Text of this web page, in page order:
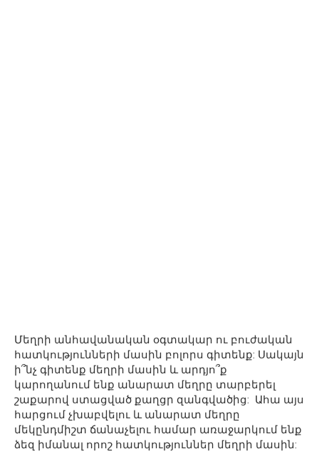
Մեղրի անհավանական օգտակար ու բուժական
հատկությունների մասին բոլորս գիտենք: Սակայն
ի՞նչ գիտենք մեղրի մասին և արդյո՞ք
կարողանում ենք անարատ մեղրը տարբերել
շաքարով ստացված քաղցր զանգվածից: Ահա այս
հարցում չխաբվելու և անարատ մեղրը
մեկընդմիշտ ճանաչելու համար առաջարկում ենք
ձեզ իմանալ որոշ հատկություններ մեղրի մասին: